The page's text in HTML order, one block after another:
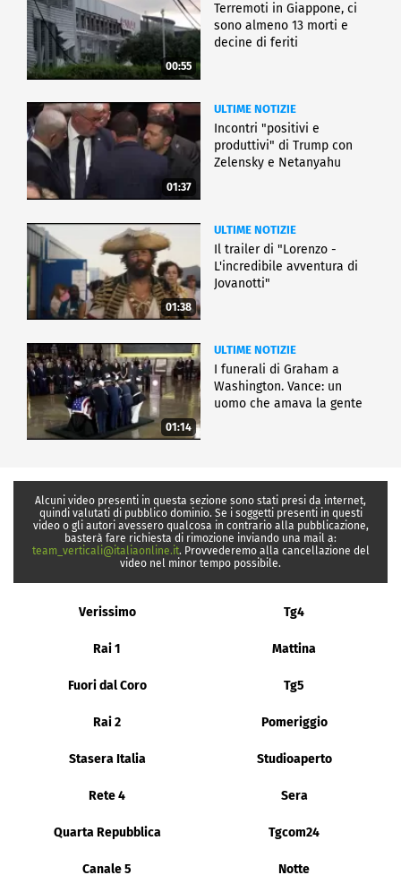
00:55
Terremoti in Giappone, ci
sono almeno 13 morti e
decine di feriti
01:37
ULTIME NOTIZIE
Incontri "positivi e
produttivi" di Trump con
Zelensky e Netanyahu
01:38
ULTIME NOTIZIE
Il trailer di "Lorenzo -
L'incredibile avventura di
Jovanotti"
01:14
ULTIME NOTIZIE
I funerali di Graham a
Washington. Vance: un
uomo che amava la gente
Alcuni video presenti in questa sezione sono stati presi da internet,
quindi valutati di pubblico dominio. Se i soggetti presenti in questi
video o gli autori avessero qualcosa in contrario alla pubblicazione,
basterà fare richiesta di rimozione inviando una mail a:
team_verticali@italiaonline.it. Provvederemo alla cancellazione del
video nel minor tempo possibile.
Verissimo Tg4
Rai 1 Mattina
Fuori dal Coro Tg5
Rai 2 Pomeriggio
Stasera Italia Studioaperto
Rete 4 Sera
Quarta Repubblica Tgcom24
Canale 5 Notte